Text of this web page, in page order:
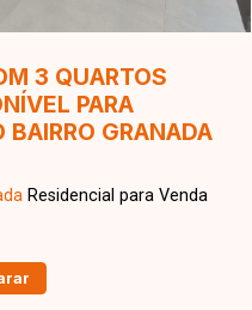
3 QUARTOS
PARA
BAIRRO GRANADA
Residencial para Venda